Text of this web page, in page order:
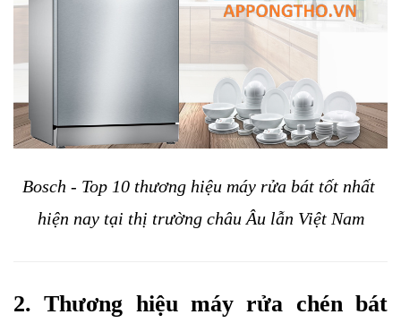
Bosch - Top 10 thương hiệu máy rửa bát tốt nhất
hiện nay tại thị trường châu Âu lẫn Việt Nam
2. Thương hiệu máy rửa chén bát